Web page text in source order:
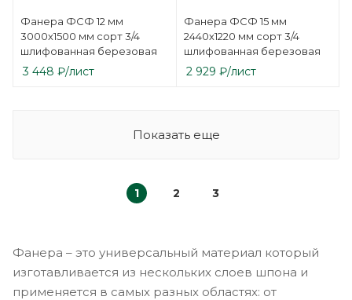
Фанера ФСФ 12 мм
3000х1500 мм сорт 3/4
шлифованная березовая
3 448 ₽/лист
Фанера ФСФ 15 мм
2440х1220 мм сорт 3/4
шлифованная березовая
2 929 ₽/лист
Показать еще
1 2 3
Фанера – это универсальный материал который
изготавливается из нескольких слоев шпона и
применяется в самых разных областях: от